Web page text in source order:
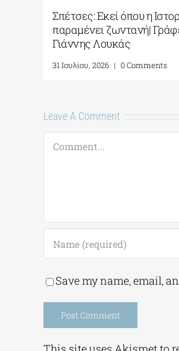
Σπέτσες: Εκεί όπου η
παραμένει ζωντανή|
Γιάννης Λουκάς
31 Ιουλίου, 2026 | 0 Comments
Leave A Comment
Comment
Save my name, email,